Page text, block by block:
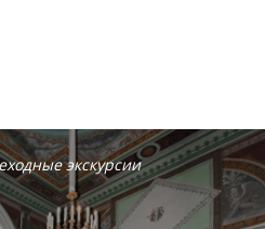
экскурсии